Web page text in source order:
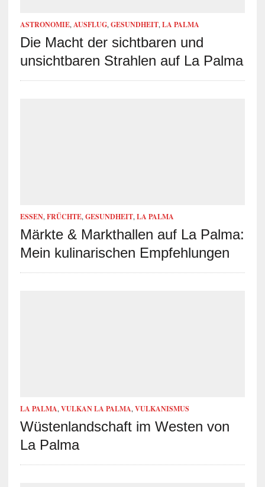
ASTRONOMIE, AUSFLUG, GESUNDHEIT, LA PALMA
Die Macht der sichtbaren und
unsichtbaren Strahlen auf La Palma
ESSEN, FRÜCHTE, GESUNDHEIT, LA PALMA
Märkte & Markthallen auf La Palma:
Mein kulinarischen Empfehlungen
LA PALMA, VULKAN LA PALMA, VULKANISMUS
Wüstenlandschaft im Westen von
La Palma